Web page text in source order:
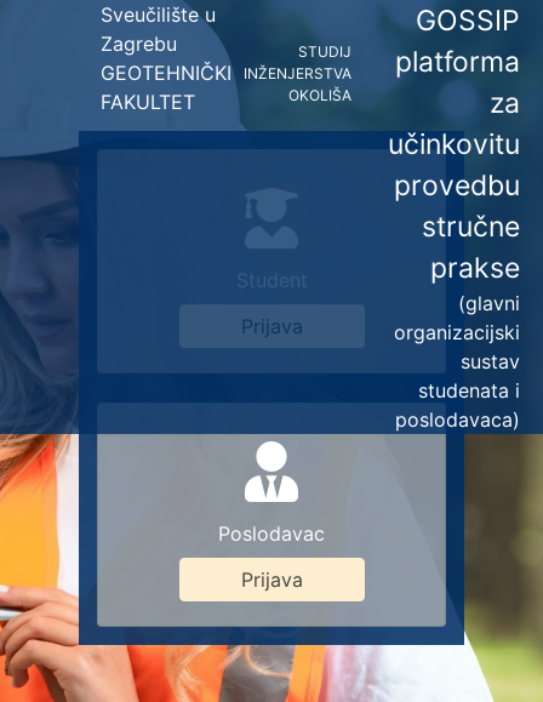
Sveučilište u
Zagrebu
GEOTEHNIČKI
FAKULTET
STUDIJ
INŽENJERSTVA
OKOLIŠA
GOSSIP
platforma
za
učinkovitu
provedbu
stručne
prakse
(glavni
organizacijski
sustav
studenata i
poslodavaca)
Student
Prijava
Poslodavac
Prijava